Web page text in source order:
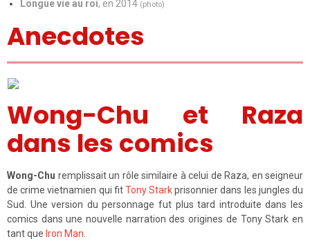
Longue vie au roi, en 2014 (photo)
Anecdotes
Wong-Chu et Raza
dans les comics
Wong-Chu remplissait un rôle similaire à celui de Raza, en seigneur
de crime vietnamien qui fitTony Starkprisonnier dans les jungles du
Sud. Une version du personnage fut plus tard introduite dans les
comics dans une nouvelle narration des origines de Tony Stark en
tant que Iron Man.